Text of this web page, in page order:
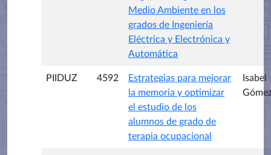
Medio Ambiente en los
grados de Ingeniería
Eléctrica y Electrónica y
Automática
PIIDUZ 4592
Estrategias para mejorar
la memoria y optimizar
el estudio de los
alumnos de grado de
terapia ocupacional
Isabel